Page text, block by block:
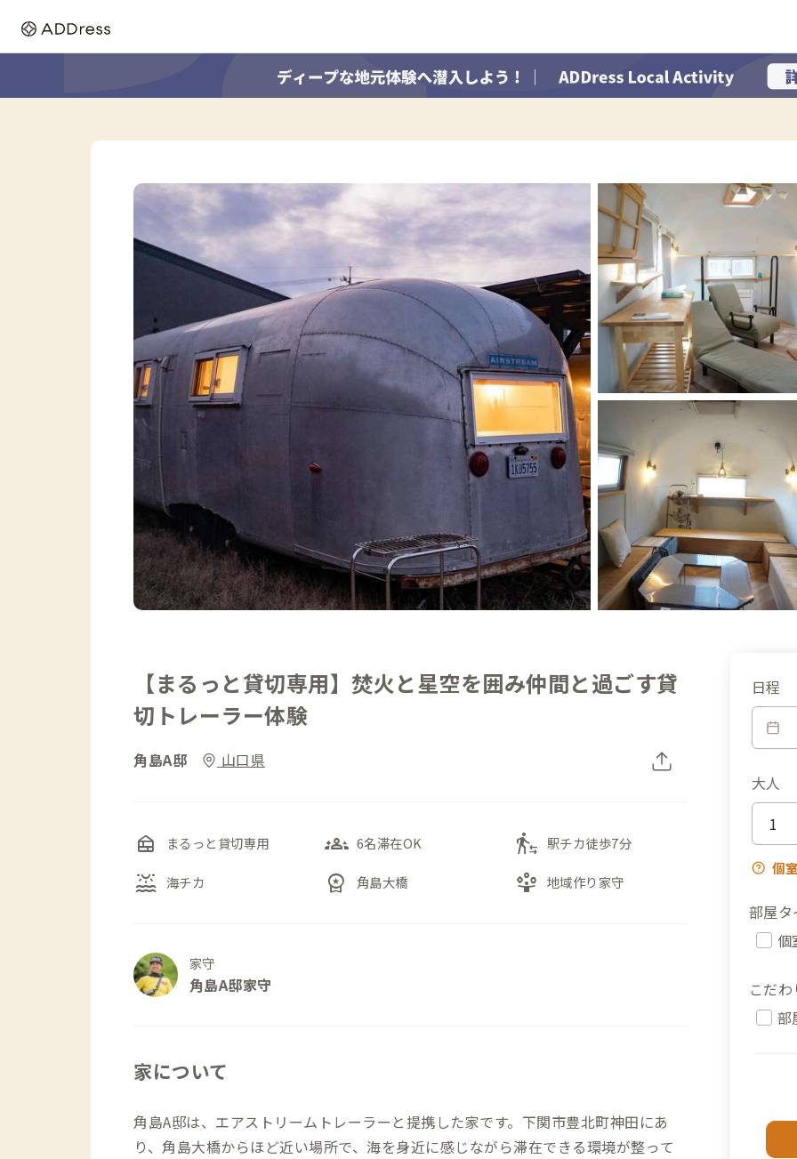
【まるっと貸切専用】焚火と星空を囲み仲間と過ごす貸
切トレーラー体験
角島A邸 山口県
nest_multi_room まるっと貸切専用 groups_3 6名滞在OK transfer_within_a_station 駅チカ徒歩7分
water_lux 海チカ workspace_premium 角島大橋 person_play 地域作り家守
家守
角島A邸家守
家について
角島A邸は、エアストリームトレーラーと提携した家です。下関市豊北町神田にあ
り、角島大橋からほど近い場所で、海を身近に感じながら滞在できる環境が整って
日程
大人
個
部屋タ
個
こだ
部